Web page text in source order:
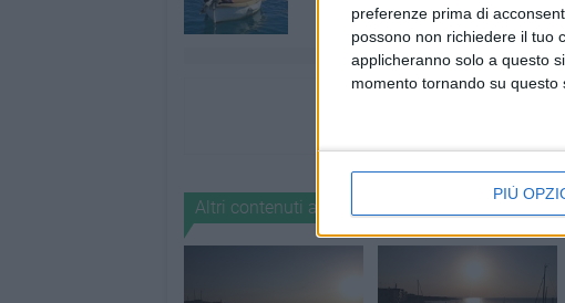
preferenze prima di
possono non richiedere il tuo
applicheranno solo a questo
momento tornando su questo
PIÙ
Altri contenuti a tema